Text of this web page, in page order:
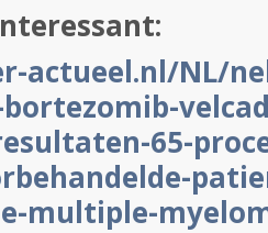
actueel.nl/NL/
65-
multiple-